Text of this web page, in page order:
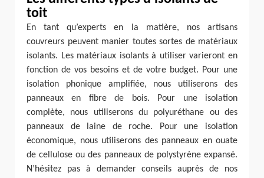
toit
En tant qu’experts en la matière, nos artisans
couvreurs peuvent manier toutes sortes de matériaux
isolants. Les matériaux isolants à utiliser varieront en
fonction de vos besoins et de votre budget. Pour une
isolation phonique amplifiée, nous utiliserons des
panneaux en fibre de bois. Pour une isolation
complète, nous utiliserons du polyuréthane ou des
panneaux de laine de roche. Pour une isolation
économique, nous utiliserons des panneaux en ouate
de cellulose ou des panneaux de polystyrène expansé.
N’hésitez pas à demander conseils auprès de nos